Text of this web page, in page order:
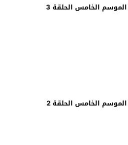
الخامس الحلقة 3
الخامس الحلقة 2